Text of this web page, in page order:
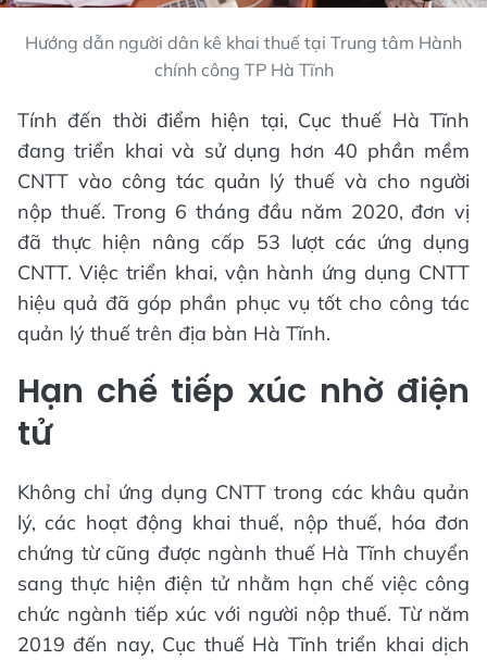
Hướng dẫn người dân kê khai thuế tại Trung tâm Hành
chính công TP Hà Tĩnh
Tính đến thời điểm hiện tại, Cục thuế Hà Tĩnh
đang triển khai và sử dụng hơn 40 phần mềm
CNTT vào công tác quản lý thuế và cho người
nộp thuế. Trong 6 tháng đầu năm 2020, đơn vị
đã thực hiện nâng cấp 53 lượt các ứng dụng
CNTT. Việc triển khai, vận hành ứng dụng CNTT
hiệu quả đã góp phần phục vụ tốt cho công tác
quản lý thuế trên địa bàn Hà Tĩnh.
Hạn chế tiếp xúc nhờ điện
tử
Không chỉ ứng dụng CNTT trong các khâu quản
lý, các hoạt động khai thuế, nộp thuế, hóa đơn
chứng từ cũng được ngành thuế Hà Tĩnh chuyển
sang thực hiện điện tử nhằm hạn chế việc công
chức ngành tiếp xúc với người nộp thuế. Từ năm
2019 đến nay, Cục thuế Hà Tĩnh triển khai dịch